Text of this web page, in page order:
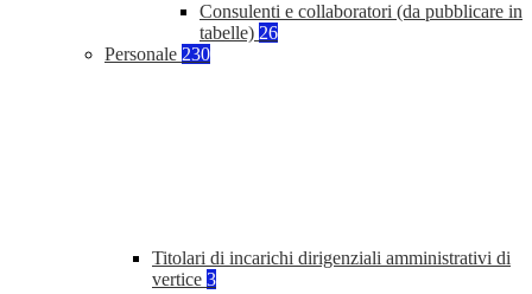
Consulenti e collaboratori (da pubblicare in
tabelle) 26
Personale 230
Titolari di incarichi dirigenziali amministrativi di
vertice 3